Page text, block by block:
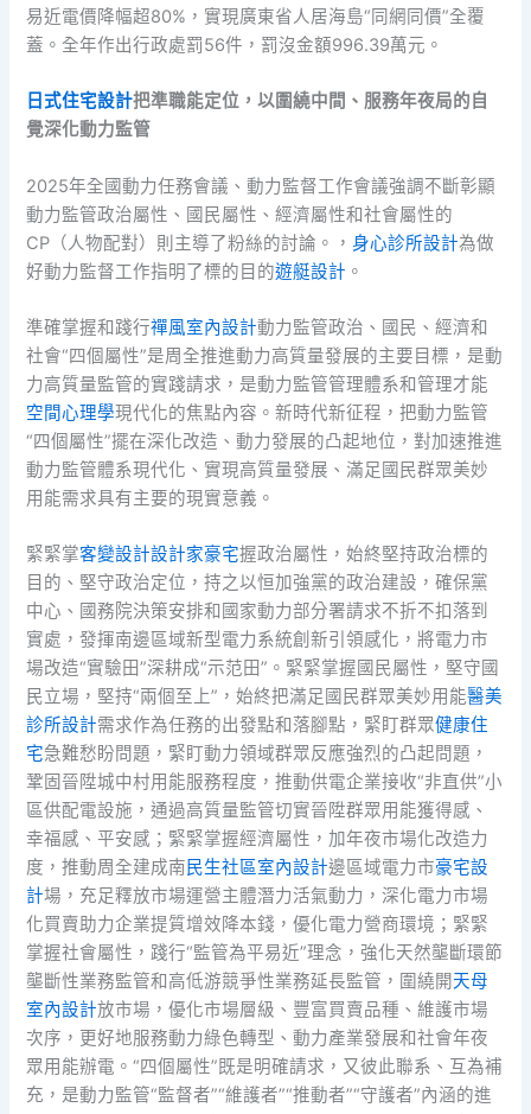
易近電價降幅超80%，實現廣東省人居海島“同網同價”全覆
蓋。全年作出行政處罰56件，罰沒金額996.39萬元。
日式住宅設計把準職能定位，以圍繞中間、服務年夜局的自
覺深化動力監管
2025年全國動力任務會議、動力監督工作會議強調不斷彰顯
動力監管政治屬性、國民屬性、經濟屬性和社會屬性的
CP（人物配對）則主導了粉絲的討論。，身心診所設計為做
好動力監督工作指明了標的目的遊艇設計 。
準確掌握和踐行禪風室內設計動力監管政治、國民、經濟和
社會“四個屬性”是周全推進動力高質量發展的主要目標，是動
力高質量監管的實踐請求，是動力監管管理體系和管理才能
空間心理學現代化的焦點內容。新時代新征程，把動力監管
“四個屬性”擺在深化改造、動力發展的凸起地位，對加速推進
動力監管體系現代化、實現高質量發展、滿足國民群眾美妙
用能需求具有主要的現實意義。
緊緊掌客變設計設計家豪宅握政治屬性，始終堅持政治標的
目的、堅守政治定位，持之以恒加強黨的政治建設，確保黨
中心、國務院決策安排和國家動力部分署請求不折不扣落到
實處，發揮南邊區域新型電力系統創新引領感化，將電力市
場改造“實驗田”深耕成“示范田”。緊緊掌握國民屬性，堅守國
民立場，堅持“兩個至上”，始終把滿足國民群眾美妙用能醫美
診所設計需求作為任務的出發點和落腳點，緊盯群眾健康住
宅急難愁盼問題，緊盯動力領域群眾反應強烈的凸起問題，
鞏固晉陞城中村用能服務程度，推動供電企業接收“非直供”小
區供配電設施，通過高質量監管切實晉陞群眾用能獲得感、
幸福感、平安感；緊緊掌握經濟屬性，加年夜市場化改造力
度，推動周全建成南民生社區室內設計邊區域電力市豪宅設
計場，充足釋放市場運營主體潛力活氣動力，深化電力市場
化買賣助力企業提質增效降本錢，優化電力營商環境；緊緊
掌握社會屬性，踐行“監管為平易近”理念，強化天然壟斷環節
壟斷性業務監管和高低游競爭性業務延長監管，圍繞開天母
室內設計放市場，優化市場層級、豐富買賣品種、維護市場
次序，更好地服務動力綠色轉型、動力產業發展和社會年夜
眾用能辦電。“四個屬性”既是明確請求，又彼此聯系、互為補
充，是動力監管“監督者”“維護者”“推動者”“守護者”內涵的進